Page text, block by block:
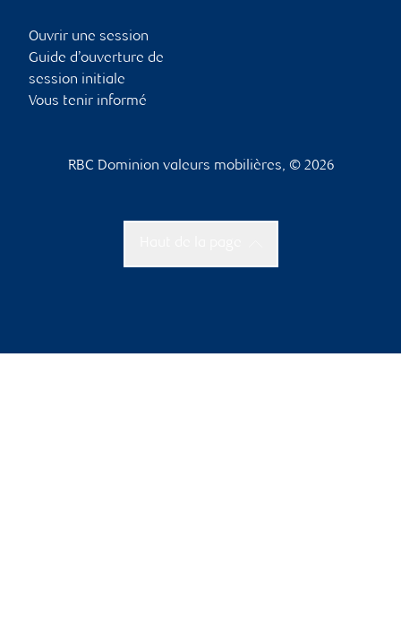
Ouvrir une session
Guide d’ouverture de
session initiale
Vous tenir informé
RBC Dominion valeurs mobilières, © 2026